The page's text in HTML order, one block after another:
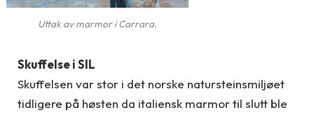
Uttak av marmor i Carrara.
Skuffelse i SIL
Skuffelsen var stor i det norske natursteinsmiljøet
tidligere på høsten da italiensk marmor til slutt ble